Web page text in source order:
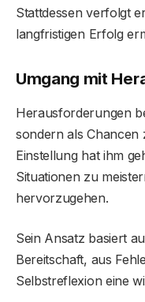
Stattdessen verfolgt
langfristigen Erfolg
Umgang mit
Herausforderungen
sondern als Chancen
Einstellung hat ihm
Situationen zu
hervorzugehen.
Sein Ansatz basiert
Bereitschaft, aus
Selbstreflexion eine